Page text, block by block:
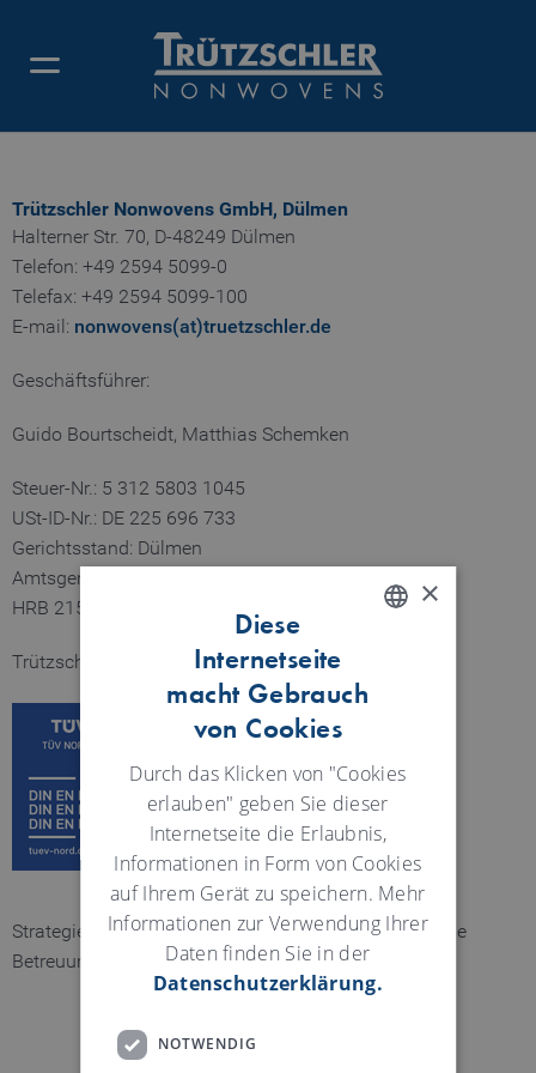
IMPRESSUM
Trützschler Nonwovens GmbH, Dülmen
Halterner Str. 70, D-48249 Dülmen
Telefon: +49 2594 5099-0
Telefax: +49 2594 5099-100
E-mail: nonwovens(at)truetzschler.de
Geschäftsführer:
Guido Bourtscheidt, Matthias Schemken
Steuer-Nr.: 5 312 5803 1045
USt-ID-Nr.: DE 225 696 733
Gerichtsstand: Dülmen
Amtsgericht Coesfeld
HRB 21558
Trützschler ist ISO zertifiziert.
Strategie, Konzeption, Design: Mint GmbH. Technische
Betreuung:
three-2-one.
GERMAN
×
Diese
Internetseite
macht Gebrauch
von Cookies
Durch das Klicken von "Cookies
erlauben" geben Sie dieser
Internetseite die Erlaubnis,
Informationen in Form von Cookies
auf Ihrem Gerät zu speichern. Mehr
Informationen zur Verwendung Ihrer
Daten finden Sie in der
Datenschutzerklärung.
NOTWENDIG